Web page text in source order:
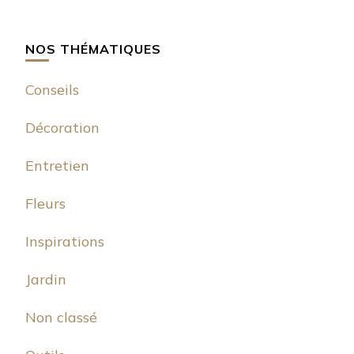
NOS THÉMATIQUES
Conseils
Décoration
Entretien
Fleurs
Inspirations
Jardin
Non classé